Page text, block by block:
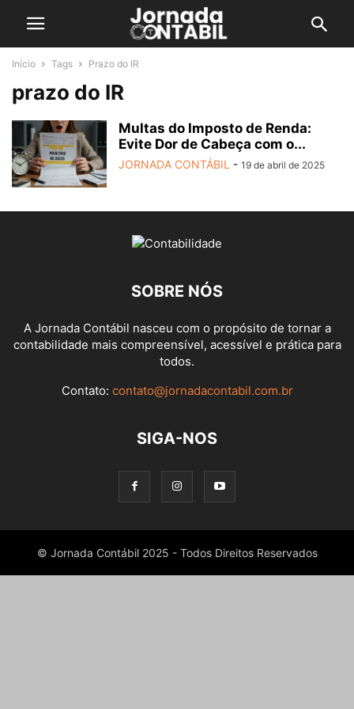
Início Tags Prazo do IR
prazo do IR
Multas do Imposto de Renda:
Evite Dor de Cabeça com o...
JORNADA CONTÁBIL - 19 de abril de 2025
SOBRE NÓS
A Jornada Contábil nasceu com o propósito de tornar a
contabilidade mais compreensível, acessível e prática para
todos.
Contato: contato@jornadacontabil.com.br
SIGA-NOS
© Jornada Contábil 2025 - Todos Direitos Reservados